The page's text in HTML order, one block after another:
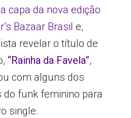
capa da nova edição
Bazaar Brasil e,
revelar o título de
“Rainha da Favela”,
com alguns dos
do funk feminino para
single.